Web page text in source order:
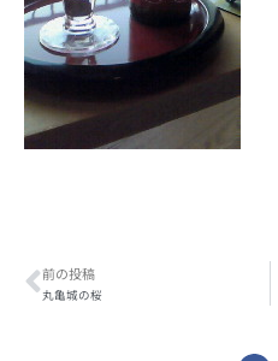
Prev
前の投稿
丸亀城の桜